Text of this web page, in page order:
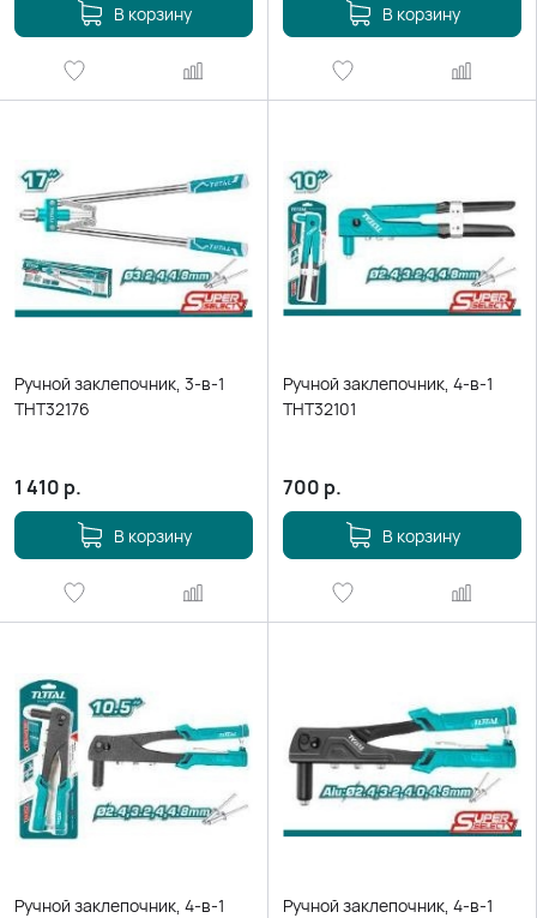
В корзину В корзину
Ручной заклепочник, 3-в-1
THT32176
1 410 р.
В корзину
Ручной заклепочник, 4-в-1
THT32101
700 р.
В корзину
Ручной заклепочник, 4-в-1
Ручной заклепочник, 4-в-1